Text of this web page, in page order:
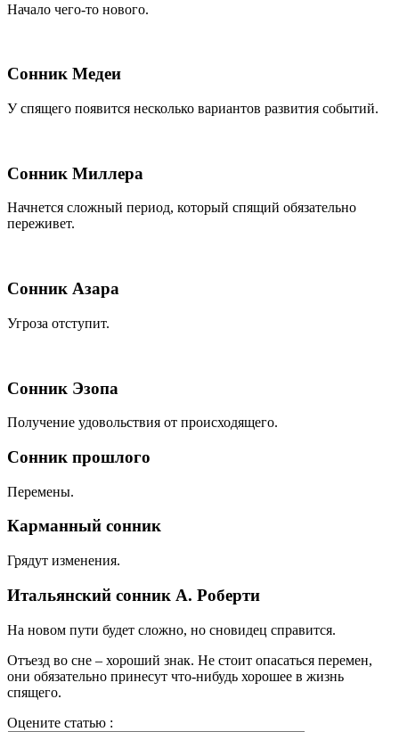
Начало чего-то нового.
Сонник Медеи
У спящего появится несколько вариантов развития событий.
Сонник Миллера
Начнется сложный период, который спящий обязательно
переживет.
Сонник Азара
Угроза отступит.
Сонник Эзопа
Получение удовольствия от происходящего.
Сонник прошлого
Перемены.
Карманный сонник
Грядут изменения.
Итальянский сонник А. Роберти
На новом пути будет сложно, но сновидец справится.
Отъезд во сне – хороший знак. Не стоит опасаться перемен,
они обязательно принесут что-нибудь хорошее в жизнь
спящего.
Оцените статью :